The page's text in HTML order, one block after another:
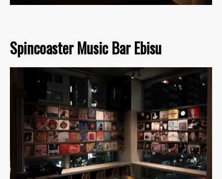
Spincoaster Music Bar Ebisu